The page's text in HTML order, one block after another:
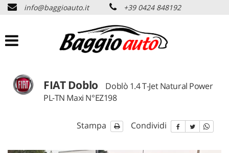
AZIENDA
LISTA VEICOLI
info@baggioauto.it +39 0424 848192
FIAT Doblo
Doblò 1.4 T-Jet Natural Power
PL-TN Maxi N°EZ198
Stampa Condividi